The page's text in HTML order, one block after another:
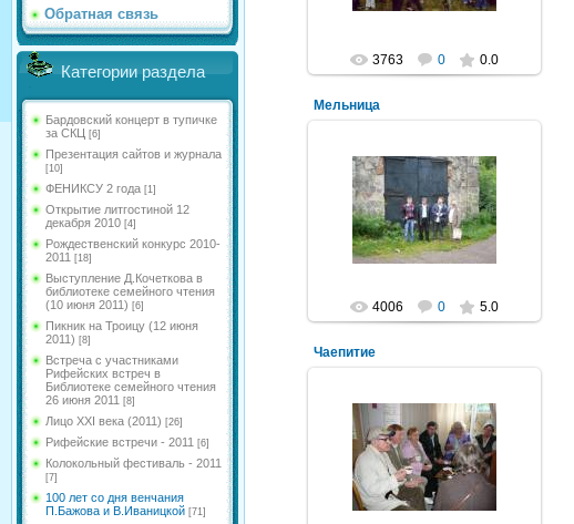
Обратная связь
Категории раздела
Бардовский концерт в тупичке
за СКЦ [6]
Презентация сайтов и журнала
[10]
ФЕНИКСУ 2 года [1]
Открытие литгостиной 12
декабря 2010 [4]
Рождественский конкурс 2010-
2011 [18]
Выступление Д.Кочеткова в
библиотеке семейного чтения
(10 июня 2011) [6]
Пикник на Троицу (12 июня
2011) [8]
Встреча с участниками
Рифейских встреч в
Библиотеке семейного чтения
26 июня 2011 [8]
Лицо XXI века (2011) [26]
Рифейские встречи - 2011 [6]
Колокольный фестиваль - 2011
[7]
100 лет со дня венчания
П.Бажова и В.Иваницкой [71]
3763 0 0.0
Мельница
10.08.2011
NeXaker
4006 0 5.0
Чаепитие
10.08.2011
NeXaker